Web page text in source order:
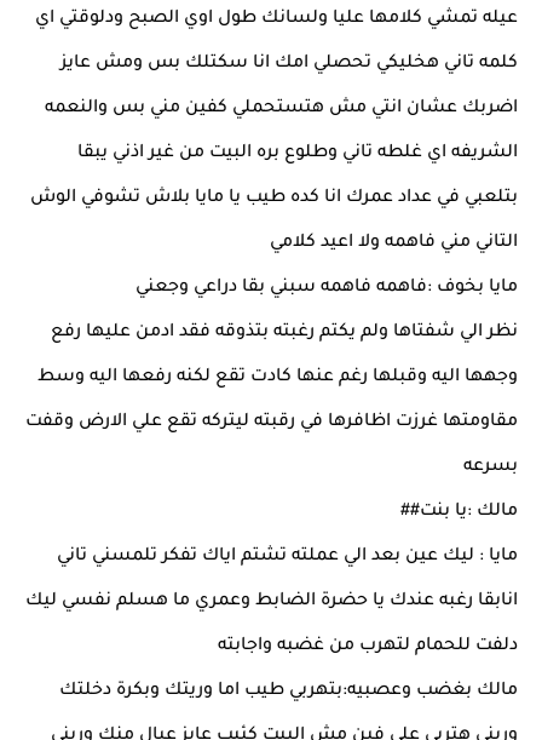
عيله تمشي كلامها عليا ولسانك طول اوي الصبح ودلوقتي اي
كلمه تاني هخليكي تحصلي امك انا سكتلك بس ومش عايز
اضربك عشان انتي مش هتستحملي كفين مني بس والنعمه
الشريفه اي غلطه تاني وطلوع بره البيت من غير اذني يبقا
بتلعبي في عداد عمرك انا كده طيب يا مايا بلاش تشوفي الوش
التاني مني فاهمه ولا اعيد كلامي
مايا بخوف :فاهمه فاهمه سبني بقا دراعي وجعني
نظر الي شفتاها ولم يكتم رغبته بتذوقه فقد ادمن عليها رفع
وجهها اليه وقبلها رغم عنها كادت تقع لكنه رفعها اليه وسط
مقاومتها غرزت اظافرها في رقبته ليتركه تقع علي الارض وقفت
بسرعه
مالك :يا بنت##
مايا : ليك عين بعد الي عملته تشتم اياك تفكر تلمسني تاني
انابقا رغبه عندك يا حضرة الضابط وعمري ما هسلم نفسي ليك
دلفت للحمام لتهرب من غضبه واجابته
مالك بغضب وعصبيه:بتهربي طيب اما وريتك وبكرة دخلتك